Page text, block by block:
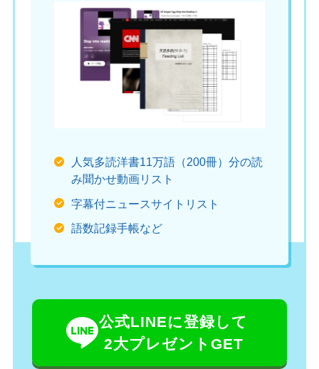
人気多読洋書11万語（200冊）分の読
み聞かせ動画リスト
字幕付ニュースサイトリスト
語数記録手帳など
公式LINEに登録して
2大プレゼントGET